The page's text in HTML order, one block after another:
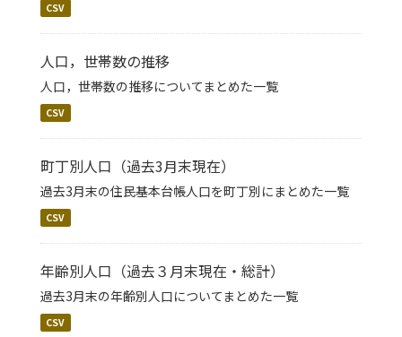
CSV
人口，世帯数の推移
人口，世帯数の推移についてまとめた一覧
CSV
町丁別人口（過去3月末現在）
過去3月末の住民基本台帳人口を町丁別にまとめた一覧
CSV
年齢別人口（過去３月末現在・総計）
過去3月末の年齢別人口についてまとめた一覧
CSV